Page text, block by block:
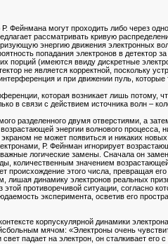
могут проходить либо через
рассматривать кривую
энергию движения электронных
попадания электронов в детектор
порций (имеются ввиду дискретные
не является корректной, поскольку
и при движении пуль,
которая возникает лишь потому,
в связи с действием источника волн –
разделенного двумя отверстиями, а
энергии волнового
не может появиться и никаких
Р. Фейнман игнорирует
логические замены. Сначала он
значением возрастающей
этого числа, превращая его
лишая динамику электронов реальных
противоречивой ситуации, согласно
эксперимента, осветив его
корпускулярной динамики
мячом: «Электроны очень
падает на электрон, он сталкивает его